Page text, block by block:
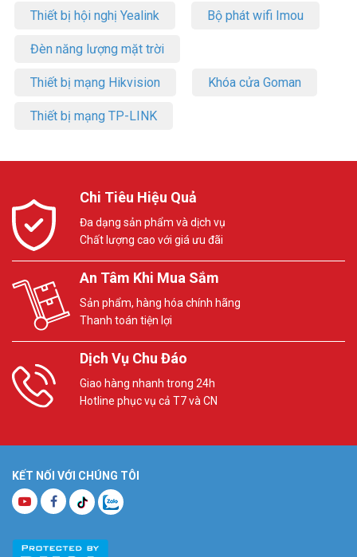
Thiết bị hội nghị Yealink Bộ phát wifi Imou
Đèn năng lượng mặt trời
Thiết bị mạng Hikvision Khóa cửa Goman
Thiết bị mạng TP-LINK
Chi Tiêu Hiệu Quả
Đa dạng sản phẩm và dịch vụ
Chất lượng cao với giá ưu đãi
An Tâm Khi Mua Sắm
Sản phẩm, hàng hóa chính hãng
Thanh toán tiện lợi
Dịch Vụ Chu Đáo
Giao hàng nhanh trong 24h
Hotline phục vụ cả T7 và CN
KẾT NỐI VỚI CHÚNG TÔI